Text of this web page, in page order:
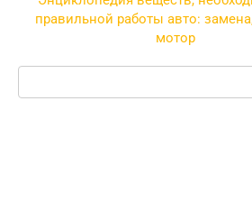
правильной работы авто:
мотор
Поиск: